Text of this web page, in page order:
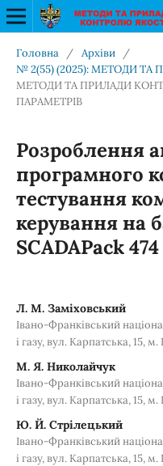
Головна / Архіви
/
№ 2(55) (2025): МЕТОДИ
МЕТОДИ ТА ПРИЛАДИ
ПАРАМЕТРІВ
Розроблення
програмного
тестування
керування на
SCADAPack 474
Л. М. Заміховський
Івано-Франківський
і газу, вул. Карпатська, 15,
М. Я. Николайчук
Івано-Франківський
і газу, вул. Карпатська, 15,
Ю. Й. Стрілецький
Івано-Франківський
і газу, вул. Карпатська, 15,